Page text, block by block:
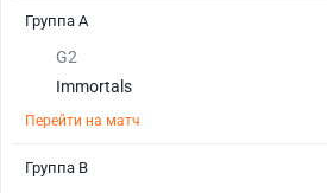
G2
Immortals
Перейти на матч
Группа А
Группа В